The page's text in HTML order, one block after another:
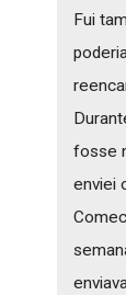
Fui
fosse
enviei